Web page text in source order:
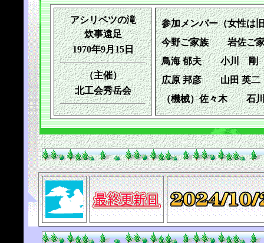
アシリベツの滝
炊事遠足
1970年9月15日
（主催）
北工会秀岳会
参加メンバー（女性
今野ご家族 岩佐
鳥海 郁夫 小川
広原 邦彦 山田 英
（機械）佐々木 石